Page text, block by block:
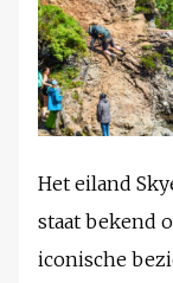
Het eiland
staat bekend
iconische